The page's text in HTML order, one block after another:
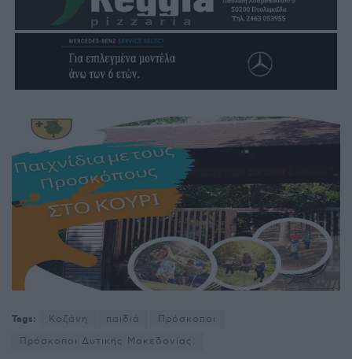
Tags: Κοζάνη παιδιά
Πρόσκοποι
Πρόσκοποι Δυτικής Μακεδονίας: